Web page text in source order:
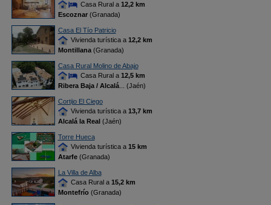
Casa Rural a 12,2 km
Escoznar(Granada)
Casa El Tío Patricio
Vivienda turística a 12,2 km
Montillana(Granada)
Casa Rural Molino de Abajo
Casa Rural a 12,5 km
Ribera Baja / Alcalá... (Jaén)
Cortijo El Ciego
Vivienda turística a 13,7 km
Alcalá la Real(Jaén)
Torre Hueca
Vivienda turística a 15 km
Atarfe(Granada)
La Villa de Alba
Casa Rural a 15,2 km
Montefrío(Granada)